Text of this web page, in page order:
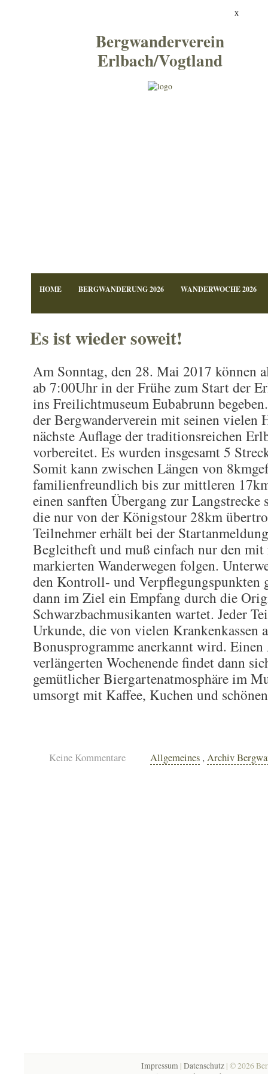
x
Bergwanderverein
Erlbach/Vogtland
HOME BERGWANDERUNG 2026 WANDERWOCHE 2026
Es ist wieder soweit!
Am Sonntag, den 28. Mai 2017 können
ab 7:00Uhr in der Frühe zum Start der
ins Freilichtmuseum Eubabrunn
der Bergwanderverein mit seinen vielen
nächste Auflage der traditionsreichen
vorbereitet. Es wurden insgesamt 5
Somit kann zwischen Längen von
familienfreundlich bis zur mittleren
einen sanften Übergang zur Langstrecke
die nur von der Königstour 28km
Teilnehmer erhält bei der
Begleitheft und muß einfach nur den mit
markierten Wanderwegen folgen.
den Kontroll- und Verpflegungspunkten
dann im Ziel ein Empfang durch die
Schwarzbachmusikanten wartet. Jeder
Urkunde, die von vielen Krankenkassen
Bonusprogramme anerkannt wird.
verlängerten Wochenende findet dann
gemütlicher Biergartenatmosphäre im
umsorgt mit Kaffee, Kuchen und
Keine Kommentare Allgemeines ,Archiv
Impressum | Datenschutz | © 2026